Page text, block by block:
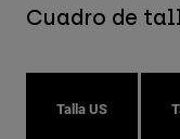
Cuadro de
Talla US